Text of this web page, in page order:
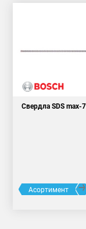
Свердла SDS max-
Асортимент